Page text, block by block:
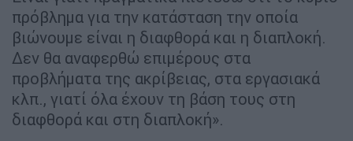
πρόβλημα για την κατάσταση την οποία
βιώνουμε είναι η διαφθορά και η διαπλοκή.
Δεν θα αναφερθώ επιμέρους στα
προβλήματα της ακρίβειας, στα εργασιακά
κλπ., γιατί όλα έχουν τη βάση τους στη
διαφθορά και στη διαπλοκή».